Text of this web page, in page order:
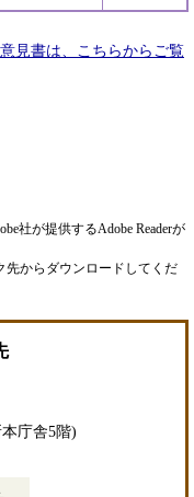
見書は、こちらからご覧
社が提供するAdobe Readerが
先からダウンロードしてくだ
庁舎5階)